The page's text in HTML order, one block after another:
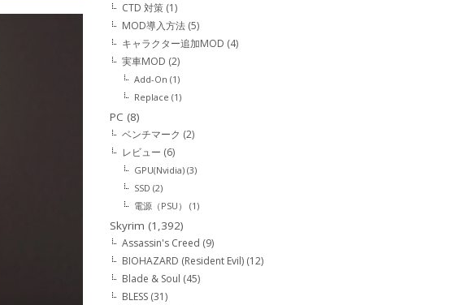
CTD 対策 (1)
MOD導入方法 (5)
キャラクター追加MOD (4)
実車MOD (2)
Add-On (1)
Replace (1)
PC (8)
ベンチマーク (2)
レビュー (6)
GPU(Nvidia) (3)
SSD (2)
電源（PSU）
(1)
Skyrim (1,392)
Assassin's Creed (9)
BIOHAZARD (Resident Evil) (12)
Blade & Soul (45)
BLESS (31)